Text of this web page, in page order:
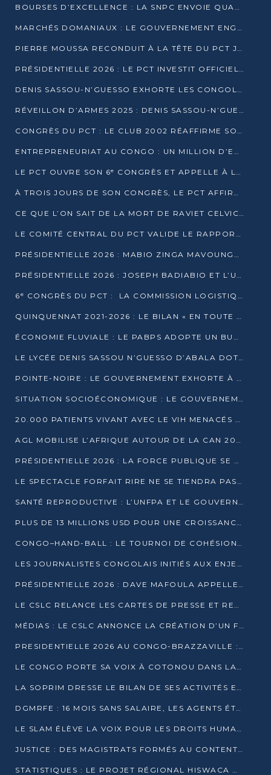
BOURSES D’EXCELLENCE : LA SNPC ENVOIE QUATRE NOUVEAUX TALENTS CONGOLAIS SE FORMER À BAKOU
MARCHÉS DOMANIAUX : LE GOUVERNEMENT ENGAGE LA STRUCTURATION DES TAXES D’ASSAINISSEMENT
PIERRE MOUSSA RECONDUIT À LA TÊTE DU PCT JUSQU’EN 2031
PRÉSIDENTIELLE 2026 : LE PCT INVESTIT OFFICIELLEMENT DENIS SASSOU NGUESSO
DENIS SASSOU-N’GUESSO EXHORTE LES CONGOLAIS À L’UNITÉ ET AU FAIR-PLAY DÉMOCRATIQUE EN 2026
RÉVEILLON D’ARMES 2025 : DENIS SASSOU-N’GUESSO GARANTIT DES ÉLECTIONS 2026 PAISIBLES ET SÉCURISÉES
CONGRÈS DU PCT : LE CLUB 2002 RÉAFFIRME SON SOUTIEN À DENIS SASSOU-N’GUESSO POUR 2026
ENTREPRENEURIAT AU CONGO : UN MILLION D’EUROS POUR FINANCER LES STARTUPS DÈS 2026
LE PCT OUVRE SON 6ᵉ CONGRÈS ET APPELLE À LA CANDIDATURE DE DENIS SASSOU NGUESSO
À TROIS JOURS DE SON CONGRÈS, LE PCT AFFIRME AVOIR ATTEINT TOUS SES OBJECTIFS
CE QUE L’ON SAIT DE LA MORT DE RAVIET CELVIC N’TSIANTSIE
LE COMITÉ CENTRAL DU PCT VALIDE LE RAPPORT DU CONGRÈS ET SOUTIENT DENIS SASSOU N’GUESSO
PRÉSIDENTIELLE 2026 : MABIO ZINGA MAVOUNGOU DÉCLARE SA CANDIDATURE ET CHARGE LE BILAN DU PCT
PRÉSIDENTIELLE 2026 : JOSEPH BADIABIO ET L’UDH-YUKI JOUENT LA PRUDENCE
6ᵉ CONGRÈS DU PCT : LA COMMISSION LOGISTIQUE ASSURE LA DISTRIBUTION DES KITS
QUINQUENNAT 2021-2026 : LE BILAN « EN TOUTE TRANSPARENCE » PRÉSENTÉ À LA PRESSE
ÉCONOMIE FLUVIALE : LE PABPS ADOPTE UN BUDGET 2026 DE PLUS DE 2,7 MILLIARDS FCFA
LE LYCÉE DENIS SASSOU N’GUESSO D’ABALA DOTÉ D’UNE SALLE MULTIMÉDIA
POINTE-NOIRE : LE GOUVERNEMENT EXHORTE À UN USAGE RESPONSABLE DU NOUVEAU MATÉRIEL MUNICIPAL
SITUATION SOCIOÉCONOMIQUE : LE GOUVERNEMENT INTERPELLÉ DEVANT LE SÉNAT
20.000 PATIENTS VIVANT AVEC LE VIH MENACÉS D’ARRÊT DE TRAITEMENT
AGL MOBILISE L’AFRIQUE AUTOUR DE LA CAN 2025
PRÉSIDENTIELLE 2026 : LA FORCE PUBLIQUE SE PRÉPARE À SÉCURISER LE SCRUTIN
LE SPECTACLE FORFAIT RIRE NE SE TIENDRA PAS LE 1ER JANVIER
SANTÉ REPRODUCTIVE : L’UNFPA ET LE GOUVERNEMENT AFFINENT LES PRIORITÉS DE 2026
PLUS DE 13 MILLIONS USD POUR UNE CROISSANCE VERTE ET SOUVERAINE
CONGO–HAND-BALL : LE TOURNOI DE COHÉSION ET DE FRATERNITÉ ALLUME SES LAMPIONS À BRAZZAVILLE
LES JOURNALISTES CONGOLAIS INITIÉS AUX ENJEUX DE L’ÉCONOMIE BLEUE
PRÉSIDENTIELLE 2026 : DAVE MAFOULA APPELLE LES CONGOLAIS À UN « NOUVEAU DÉPART »
LE CSLC RELANCE LES CARTES DE PRESSE ET RECONNAÎT OFFICIELLEMENT LES MÉDIAS EN LIGNE
MÉDIAS : LE CSLC ANNONCE LA CRÉATION D’UN FONDS D’APPUI À LA PRESSE
PRESIDENTIELLE 2026 AU CONGO-BRAZZAVILLE : UN CASTING ÉLARGI
LE CONGO PORTE SA VOIX À COTONOU DANS LA LUTTE CONTRE LA TUBERCULOSE
LA SOPRIM DRESSE LE BILAN DE SES ACTIVITÉS ET FIXE DE NOUVELLES PRIORITÉS
DGMRFE : 16 MOIS SANS SALAIRE, LES AGENTS ÉTOUFFENT DANS LE SILENCE
LE SLAM ÉLÈVE LA VOIX POUR LES DROITS HUMAINS À BRAZZAVILLE
JUSTICE : DES MAGISTRATS FORMÉS AU CONTENTIEUX DE LA PROPRIÉTÉ INTELLECTUELLE
STATISTIQUES : LE PROJET RÉGIONAL HISWACA OFFICIELLEMENT LANCÉ AU CONGO